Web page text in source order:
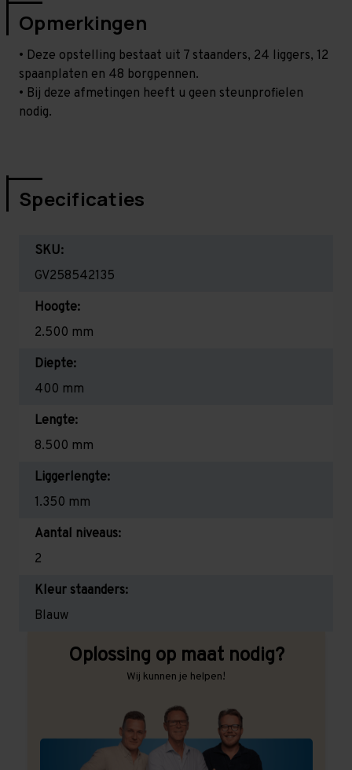
Opmerkingen
• Deze opstelling bestaat uit 7 staanders, 24 liggers, 12
spaanplaten en 48 borgpennen.
• Bij deze afmetingen heeft u geen steunprofielen
nodig.
Specificaties
SKU:
GV258542135
Hoogte:
2.500 mm
Diepte:
400 mm
Lengte:
8.500 mm
Liggerlengte:
1.350 mm
Aantal niveaus:
2
Kleur staanders:
Blauw
Oplossing op maat nodig?
Wij kunnen je helpen!